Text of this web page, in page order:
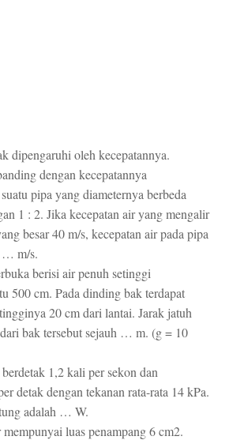
dipengaruhi oleh kecepatannya.
dengan kecepatannya
pipa yang diameternya berbeda
1 : 2. Jika kecepatan air yang mengalir
besar 40 m/s, kecepatan air pada pipa
… m/s.
berisi air penuh setinggi
500 cm. Pada dinding bak terdapat
20 cm dari lantai. Jarak jatuh
bak tersebut sejauh … m. (g = 10
1,2 kali per sekon dan
detak dengan tekanan rata-rata 14 kPa.
adalah … W.
mempunyai luas penampang 6 cm2.